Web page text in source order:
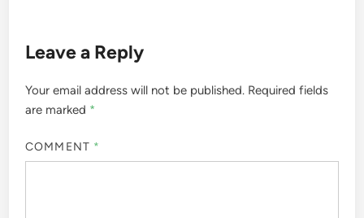
Leave a Reply
Your email address will not be published. Required fields
are marked *
COMMENT *